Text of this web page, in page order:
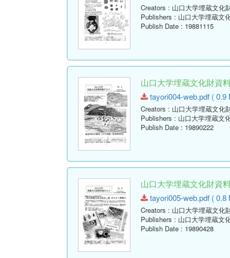
Creators : 山口大学埋蔵文化
Publishers : 山口大学埋蔵文
Publish Date : 19881115
山口大学埋蔵文化財資
tayori004-web.pdf ( 0.9
Creators : 山口大学埋蔵文化
Publishers : 山口大学埋蔵文
Publish Date : 19890222
山口大学埋蔵文化財資
tayori005-web.pdf ( 0.8
Creators : 山口大学埋蔵文化
Publishers : 山口大学埋蔵文
Publish Date : 19890428